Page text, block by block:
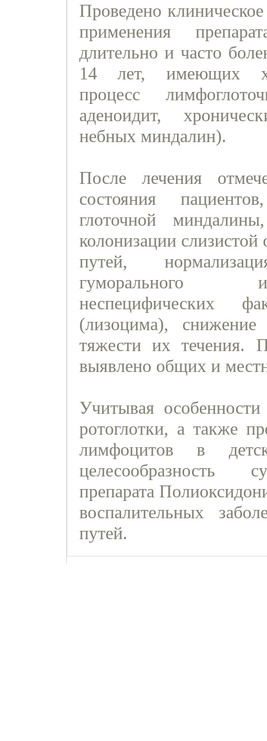
Проведено
применения
длительно и часто
14 лет, имеющих
процесс
аденоидит,
небных миндалин).
После лечения
состояния
глоточной
колонизации
путей,
гуморального
неспецифических
(лизоцима),
тяжести их течения.
выявлено общих и
Учитывая
ротоглотки, а также
лимфоцитов в
целесообразность
препарата
воспалительных
путей.